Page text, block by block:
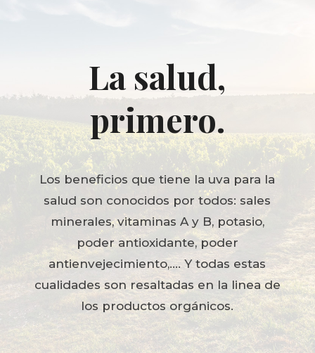
La salud,
primero.
Los beneficios que tiene la uva para la
salud son conocidos por todos: sales
minerales, vitaminas A y B, potasio,
poder antioxidante, poder
antienvejecimiento,…. Y todas estas
cualidades son resaltadas en la linea de
los productos orgánicos.